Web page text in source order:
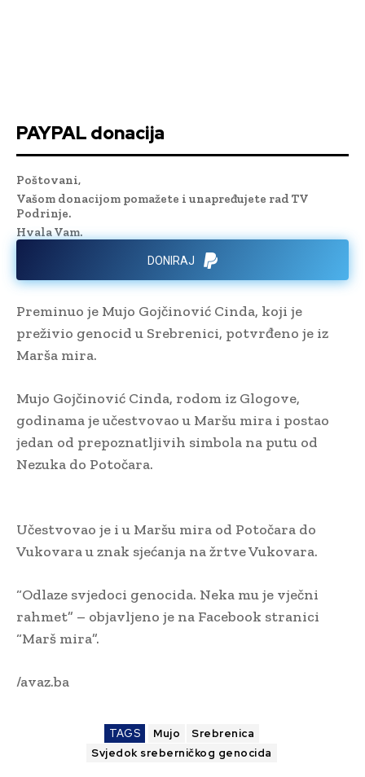
PAYPAL donacija
Poštovani,
Vašom donacijom pomažete i unapređujete rad TV
Podrinje.
Hvala Vam.
DONIRAJ
Preminuo je Mujo Gojčinović Cinda, koji je
preživio genocid u Srebrenici, potvrđeno je iz
Marša mira.
Mujo Gojčinović Cinda, rodom iz Glogove,
godinama je učestvovao u Maršu mira i postao
jedan od prepoznatljivih simbola na putu od
Nezuka do Potočara.
Učestvovao je i u Maršu mira od Potočara do
Vukovara u znak sjećanja na žrtve Vukovara.
“Odlaze svjedoci genocida. Neka mu je vječni
rahmet” – objavljeno je na Facebook stranici
“Marš mira”.
/avaz.ba
TAGS Mujo
Srebrenica
Svjedok sreberničkog genocida